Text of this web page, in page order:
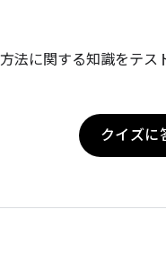
法に関する知識をテス
クイズに